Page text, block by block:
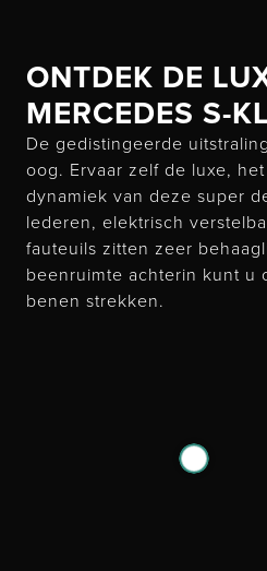
ONTDEK DE
MERCEDES S-
De gedistingeerde
oog. Ervaar zelf de luxe,
dynamiek van deze super
lederen, elektrisch
fauteuils zitten zeer
beenruimte achterin kunt u
benen strekken.